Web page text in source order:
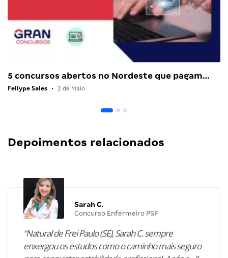
5 concursos abertos no Nordeste que pagam…
Fellype Sales • 2 de Maio
Depoimentos relacionados
Sarah C.
Concurso Enfermeiro PSF
“Natural de Frei Paulo (SE), Sarah C. sempre
enxergou os estudos como o caminho mais seguro